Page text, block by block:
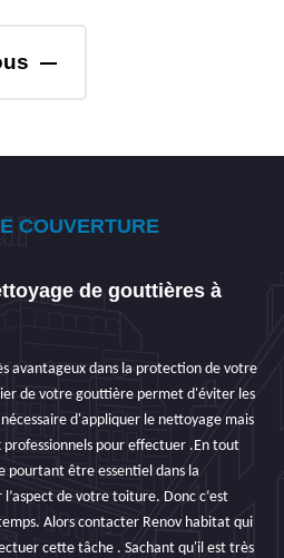
COUVERTURE
de gouttières à
avantageux dans la protection de votre
de votre gouttière permet d'éviter les
d'appliquer le nettoyage mais
pour effectuer .En tout
pourtant être essentiel dans la
de votre toiture. Donc c‘est
Alors contacter Renov habitat qui
cette tâche . Sachant qu'il est très